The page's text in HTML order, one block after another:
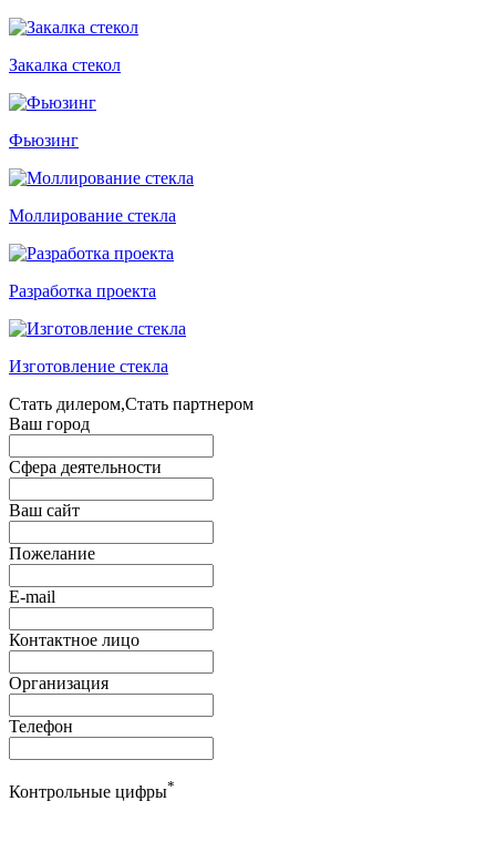
Закалка стекол
Фьюзинг
Моллирование стекла
Разработка проекта
Изготовление стекла
Стать дилером,Стать партнером
Ваш город
Сфера деятельности
Ваш сайт
Пожелание
E-mail
Контактное лицо
Организация
Телефон
Контрольные цифры*